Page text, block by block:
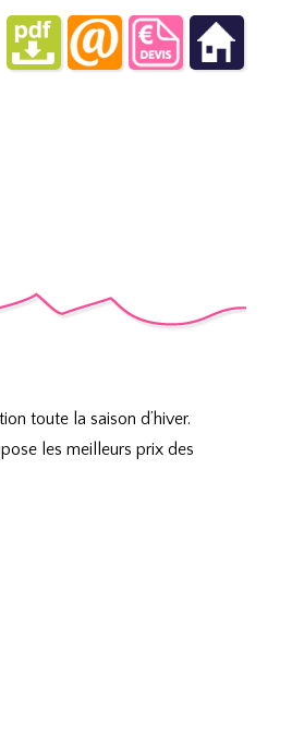
toute la saison d’hiver.
les meilleurs prix des